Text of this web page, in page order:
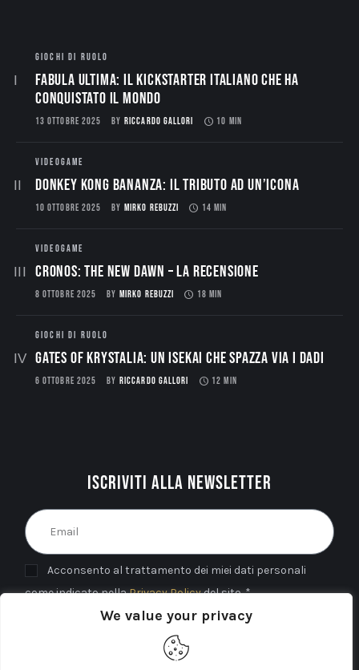
We value your privacy
GIOCHI DI RUOLO
Fabula Ultima: il Kickstarter italiano che ha
conquistato il mondo
13 OTTOBRE 2025 BY RICCARDO GALLORI 10 MIN
VIDEOGAME
Donkey Kong Bananza: Il Tributo ad un’Icona
10 OTTOBRE 2025 BY MIRKO REBUZZI 14 MIN
VIDEOGAME
CRONOS: THE NEW DAWN – La Recensione
8 OTTOBRE 2025 BY MIRKO REBUZZI 18 MIN
GIOCHI DI RUOLO
Gates of Krystalia: Un Isekai che spazza via i dadi
6 OTTOBRE 2025 BY RICCARDO GALLORI 12 MIN
Iscriviti alla newsletter
Acconsento al trattamento dei miei dati personali
come indicato nellaPrivacy Policydel sito. *
INVIA